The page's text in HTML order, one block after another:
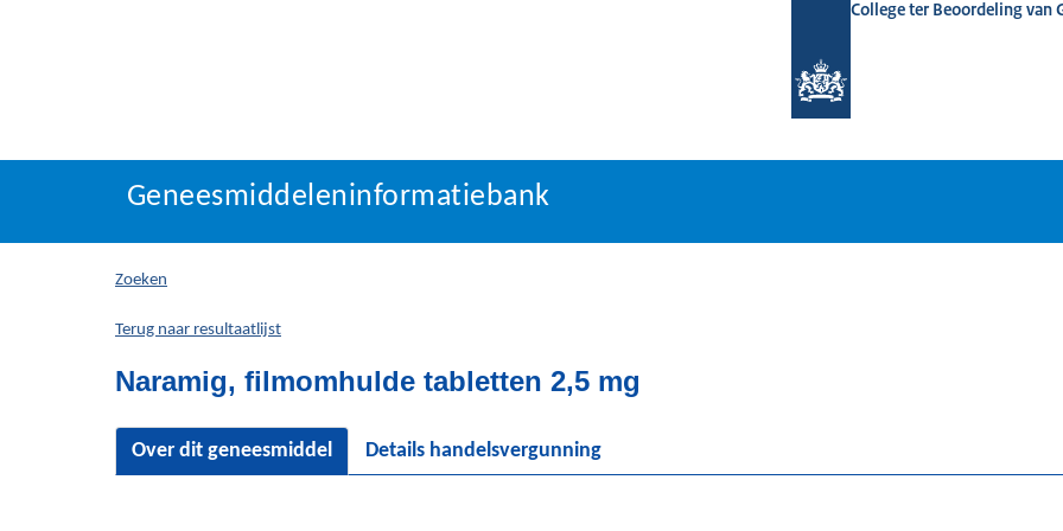
College ter Beoordeling van
Geneesmiddeleninformatiebank
U
hier:
Geneesmiddeleninformatiebank
Zoeken
Terug naar resultaatlijst
Naramig, filmomhulde tabletten 2,5 mg
Over dit geneesmiddel Details handelsvergunning